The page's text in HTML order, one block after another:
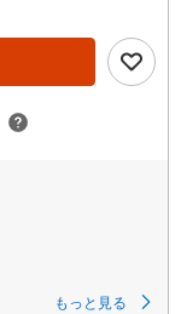
もっと見る